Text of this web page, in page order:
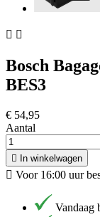
 
Bosch
BES3
€ 54,95
Aantal
 In winkelwagen
 Voor 16:00 uur
Vandaag